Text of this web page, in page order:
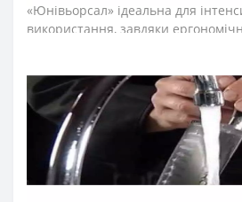
«Юнівьорсал» ідеальна для
використання, завдяки
тривалої роботи. Рукоятку
поліоксиметиленових накладок,
щілин та запобігають
елементів їжі. Закріплюють
професійного ножа міцні
сприяють довготривалій роботі з